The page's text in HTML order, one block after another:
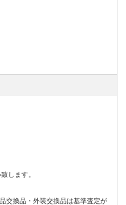
します。
交換品・外装交換品は基準査定が